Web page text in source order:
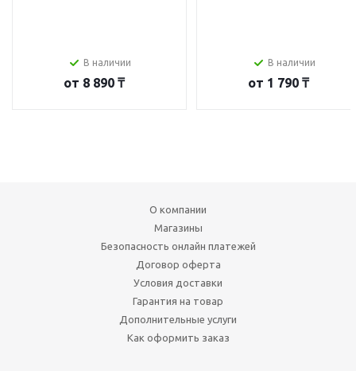
В наличии
от 8 890 ₸
В наличии
от 1 790 ₸
О компании
Магазины
Безопасность онлайн платежей
Договор оферта
Условия доставки
Гарантия на товар
Дополнительные услуги
Как оформить заказ